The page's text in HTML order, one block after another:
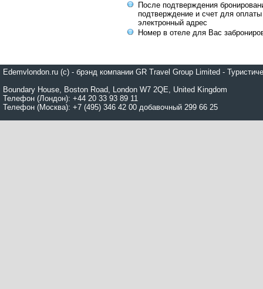
После подтверждения
подтверждение и счет для
электронный адрес
Номер в отеле для Вас
Edemvlondon.ru (c) - брэнд компании GR Travel Group Limited -
Boundary House, Boston Road, London W7 2QE, United Kingdom
Телефон (Лондон): +44 20 33 93 89 11
Телефон (Москва): +7 (495) 346 42 00 добавочный 299 66 25